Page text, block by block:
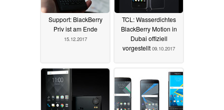
Support: BlackBerry
Priv ist am Ende
15.12.2017
TCL: Wasserdichtes
BlackBerry Motion in
Dubai offiziell
vorgestellt 09.10.2017